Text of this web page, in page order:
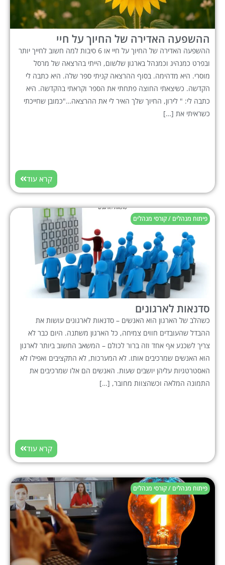
ההשפעה האדירה של החיוך על חיי
ההשפעה האדירה של החיוך על חיי או 6 סיבות למה חשוב לחייך יותר
ובפרט כמנהיג וכמנהל בארגון שלשום, הייתי בהרצאה של מרסל
מוסרי. היא מדהימה. בסוף ההרצאה קניתי ספר שלה. היא כתבה לי
הקדשה. כשיצאתי החוצה פתחתי את הספר וקראתי בהקדשה. היא
כתבה לי: " לירון, החיוך שלך האיר לי את ההרצאה…"כמובן שחייכתי
כשראיתי את […]
קרא עוד
פיתוח מנהלים / קורסי מנהלים
סדנאות לארגונים
כשהלב של הארגון הוא האנשים – סדנאות לארגונים עושות את
ההבדל שהעובדים חווים צמיחה, כל הארגון משתנה. היום כבר לא
צריך לשכנע אף אחד וזה ברור לכולם – המשאב החשוב ביותר לארגון
הוא האנשים שמרכיבים אותו. לא המערכות, לא התקציבים ואפילו לא
האסטרטגיות עליהן יושבים שעות. האנשים הם אלו שמרכיבים את
התמונה המלאה וכשהצוות מחובר, […]
קרא עוד
פיתוח מנהלים / קורסי מנהלים